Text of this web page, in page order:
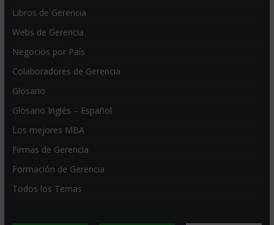
Libros de Gerencia
Webs de Gerencia
Negocios por País
Colaboradores de Gerencia
Glosario
Glosario Inglés – Español
Los mejores MBA
Firmas de Gerencia
Formación de Gerencia
Todos los Temas